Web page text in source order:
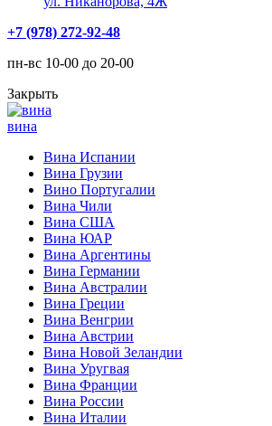
+7 (978) 272-92-48
пн-вс 10-00 до 20-00
Закрыть
вина
Вина Испании
Вина Грузии
Вино Португалии
Вина Чили
Вина США
Вина ЮАР
Вина Аргентины
Вина Германии
Вина Австралии
Вина Греции
Вина Венгрии
Вина Австрии
Вина Новой Зеландии
Вина Уругвая
Вина Франции
Вина России
Вина Италии